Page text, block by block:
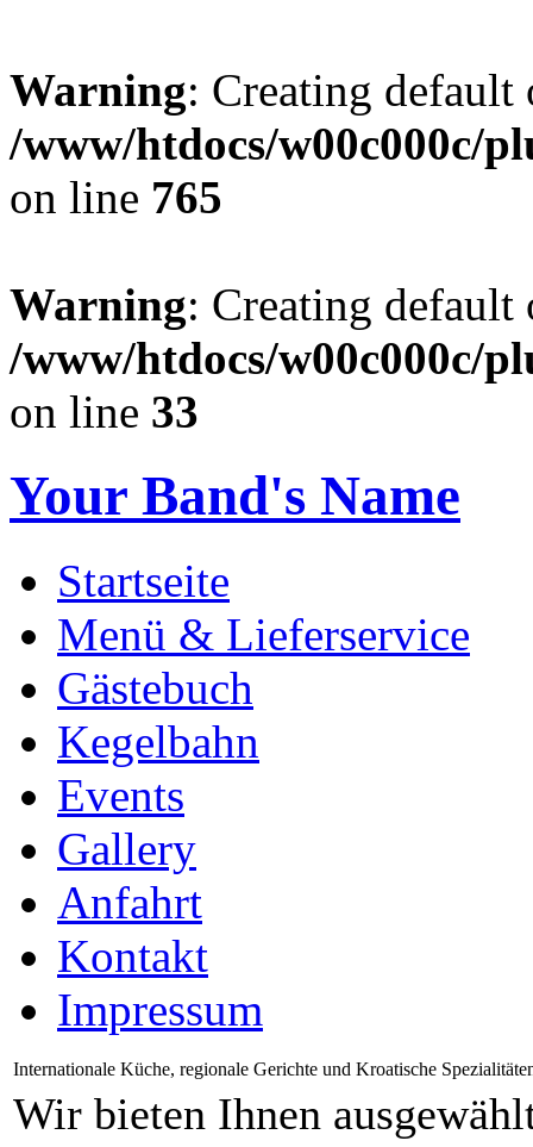
Warning: Creating
/www/htdocs/w00c000c/
on line 765
Warning: Creating
/www/htdocs/w00c000c/
on line 33
Your Band's Name
Startseite
Menü & Lieferservice
Gästebuch
Kegelbahn
Events
Gallery
Anfahrt
Kontakt
Impressum
Internationale Küche, regionale Gerichte und Kroatische
Wir bieten Ihnen